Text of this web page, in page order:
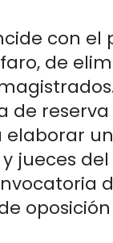
con
de
de
elaborar
jueces